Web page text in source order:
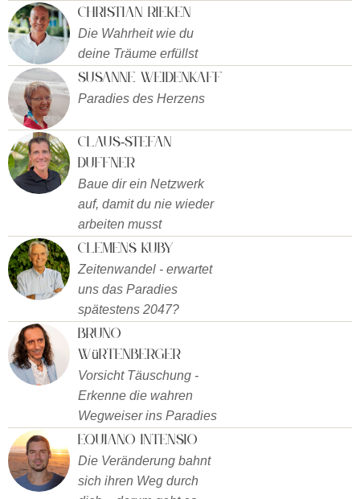
Christian Rieken
Die Wahrheit wie du
deine Träume erfüllst
Susanne Weidenkaff
Paradies des Herzens
Claus-Stefan
Duffner
Baue dir ein Netzwerk
auf, damit du nie wieder
arbeiten musst
Clemens Kuby
Zeitenwandel - erwartet
uns das Paradies
spätestens 2047?
Bruno
Würtenberger
Vorsicht Täuschung -
Erkenne die wahren
Wegweiser ins Paradies
Equiano Intensio
Die Veränderung bahnt
sich ihren Weg durch